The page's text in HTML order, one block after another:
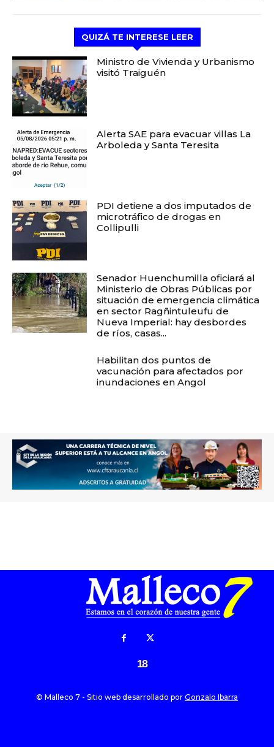
QUIZÁ TE INTERESE LEER
Ministro de Vivienda y Urbanismo
visitó Traiguén
Alerta SAE para evacuar villas La
Arboleda y Santa Teresita
PDI detiene a dos imputados de
microtráfico de drogas en
Collipulli
Senador Huenchumilla oficiará al
Ministerio de Obras Públicas por
situación de emergencia climática
en sector Ragñintuleufu de
Nueva Imperial: hay desbordes
de ríos, casas...
Habilitan dos puntos de
vacunación para afectados por
inundaciones en Angol
18
© Malleco 7 - Sitio web desarrollado por Gonzalo Ibarra